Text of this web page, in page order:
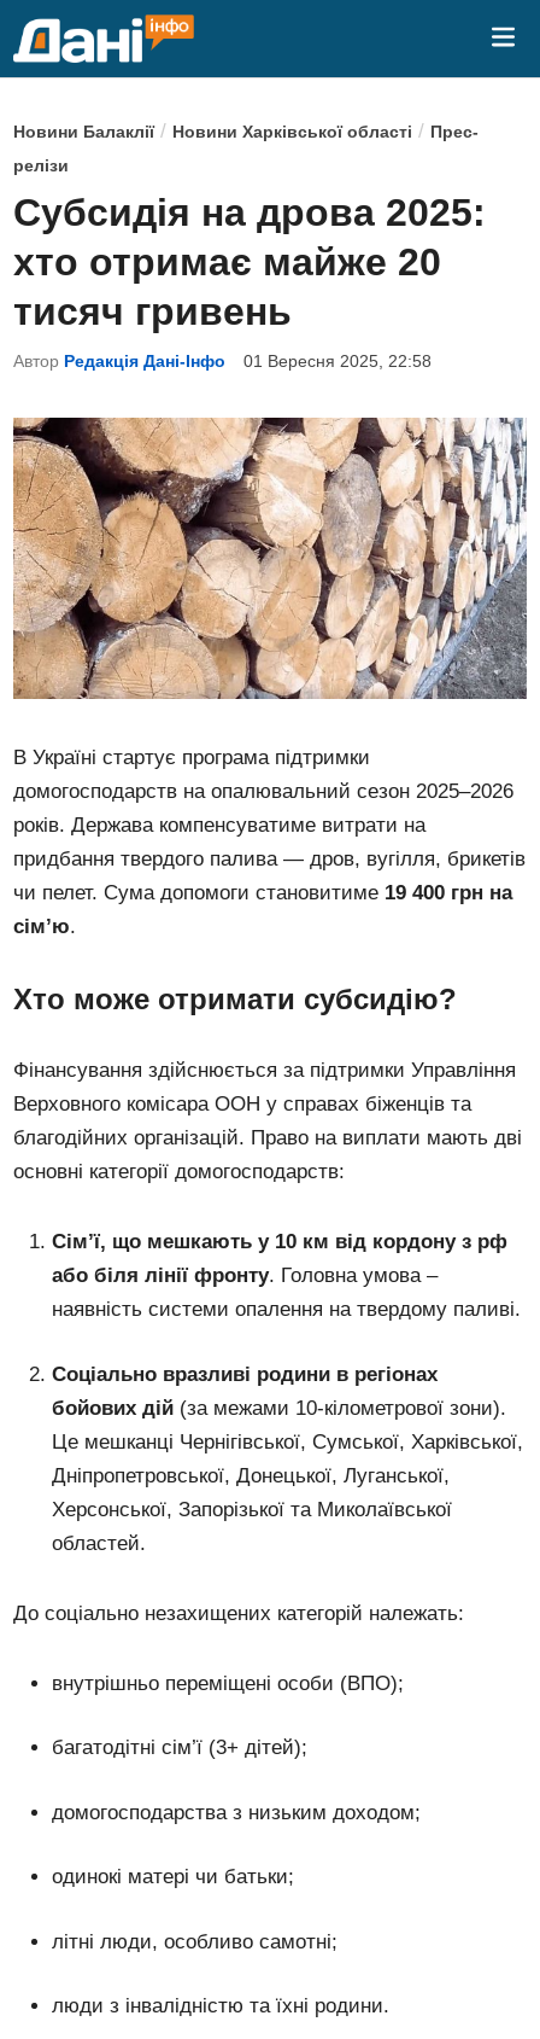
P
o
s
t
e
d
n
Новини Балаклії/ Новини Харківської області / Прес-
релізи
Субсидія на дрова 2025:
хто отримає майже 20
тисяч гривень
Автор Редакція Дані-Інфо 01 Вересня 2025, 22:58
В Україні стартує програма підтримки
домогосподарств на опалювальний сезон 2025–2026
років. Держава компенсуватиме витрати на
придбання твердого палива — дров, вугілля, брикетів
чи пелет. Сума допомоги становитиме 19 400 грн на
сім’ю.
Хто може отримати субсидію?
Фінансування здійснюється за підтримки Управління
Верховного комісара ООН у справах біженців та
благодійних організацій. Право на виплати мають дві
основні категорії домогосподарств:
Сім’ї, що мешкають у 10 км від кордону з рф
або біля лінії фронту. Головна умова –
наявність системи опалення на твердому паливі.
Соціально вразливі родини в регіонах
бойових дій (за межами 10-кілометрової зони).
Це мешканці Чернігівської, Сумської, Харківської,
Дніпропетровської, Донецької, Луганської,
Херсонської, Запорізької та Миколаївської
областей.
До соціально незахищених категорій належать:
внутрішньо переміщені особи (ВПО);
багатодітні сім’ї (3+ дітей);
домогосподарства з низьким доходом;
одинокі матері чи батьки;
літні люди, особливо самотні;
люди з інвалідністю та їхні родини.